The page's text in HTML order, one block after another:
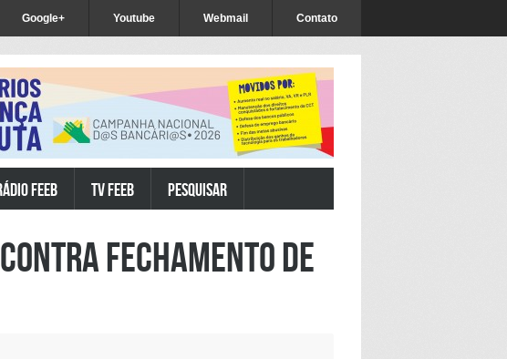
FEEB TV FEEB Pesquisar
fechamento de
Google+ Youtube Webmail Contato